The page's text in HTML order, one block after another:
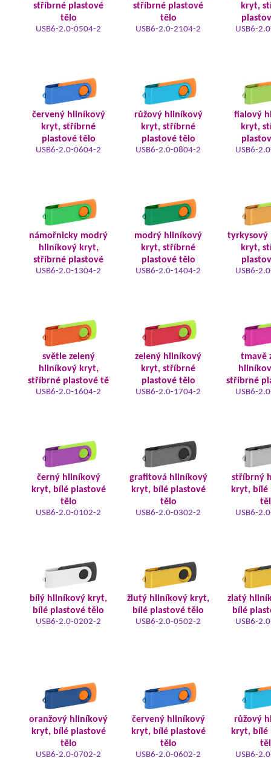
stříbrné plastové
tělo
USB6-2.0-0504-2
stříbrné plastové
tělo
USB6-2.0-2104-2
kryt,
USB6-
červený hliníkový
kryt, stříbrné
plastové tělo
USB6-2.0-0604-2
růžový hliníkový
kryt, stříbrné
plastové tělo
USB6-2.0-0804-2
fialový
kryt,
USB6-
námořnicky modrý
hliníkový kryt,
stříbrné plastové
USB6-2.0-1304-2
modrý hliníkový
kryt, stříbrné
plastové tělo
USB6-2.0-1404-2
tyrkysový
kryt,
USB6-
světle zelený
hliníkový kryt,
stříbrné plastové tě
USB6-2.0-1604-2
zelený hliníkový
kryt, stříbrné
plastové tělo
USB6-2.0-1704-2
tmavě
stříbrné
USB6-
černý hliníkový
kryt, bílé plastové
tělo
USB6-2.0-0102-2
grafitová hliníkový
kryt, bílé plastové
tělo
USB6-2.0-0302-2
stříbrný
kryt, bílé
USB6-
bílý hliníkový kryt,
bílé plastové tělo
USB6-2.0-0202-2
žlutý hliníkový kryt,
bílé plastové tělo
USB6-2.0-0502-2
zlatý
bílé
USB6-
oranžový hliníkový
kryt, bílé plastové
tělo
USB6-2.0-0702-2
červený hliníkový
kryt, bílé plastové
tělo
USB6-2.0-0602-2
růžový
kryt, bílé
USB6-